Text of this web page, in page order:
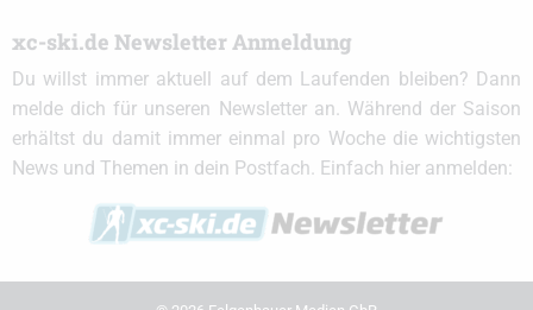
xc-ski.de Newsletter Anmeldung
Du willst immer aktuell auf dem Laufenden bleiben? Dann
melde dich für unseren Newsletter an. Während der Saison
erhältst du damit immer einmal pro Woche die wichtigsten
News und Themen in dein Postfach. Einfach hier anmelden: